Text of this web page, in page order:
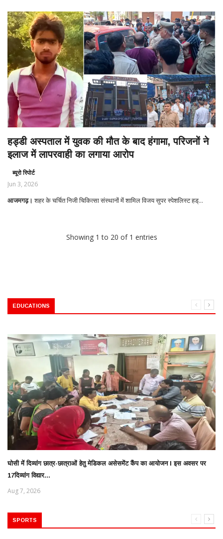
हड्डी अस्पताल में युवक की मौत के बाद हंगामा, परिजनों ने
इलाज में लापरवाही का लगाया आरोप
ब्यूरो रिपोर्ट
Jun 3, 2026
आजमगढ़। शहर के चर्चित निजी चिकित्सा संस्थानों में शामिल विजय सुपर स्पेशलिस्ट हड्...
Showing 1 to 20 of 1 entries
EDUCATIONS
घोसी में दिव्यांग छात्र-छात्राओं हेतु मेडिकल असेसमेंट कैंप का आयोजन l इस अवसर पर
17दिव्यांग विद्यार...
Aug 7, 2026
SPORTS